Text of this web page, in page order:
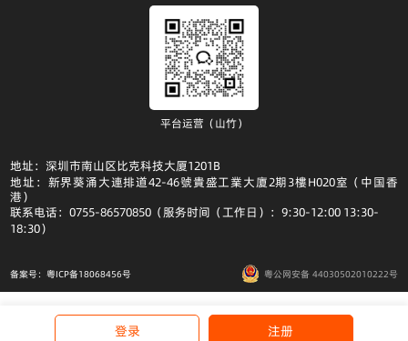
平台运营（山竹）
地址：深圳市南山区比克科技大厦1201B
地址：新界葵涌大連排道42-46號貴盛工業大廈2期3樓H020室（中国香
港）
联系电话：0755-86570850（服务时间（工作日）：9:30-12:00 13:30-
18:30）
备案号：粤ICP备18068456号 粤公网安备 44030502010222号
登录 注册